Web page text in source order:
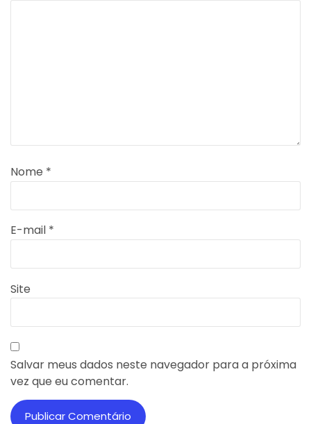
Nome *
E-mail *
Site
Salvar meus dados neste navegador para a próxima
vez que eu comentar.